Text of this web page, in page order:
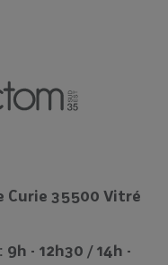
Curie 35500 Vitré
- 12h30 / 14h -